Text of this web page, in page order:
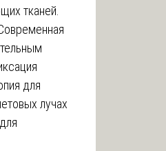
тканей.
для
лучах